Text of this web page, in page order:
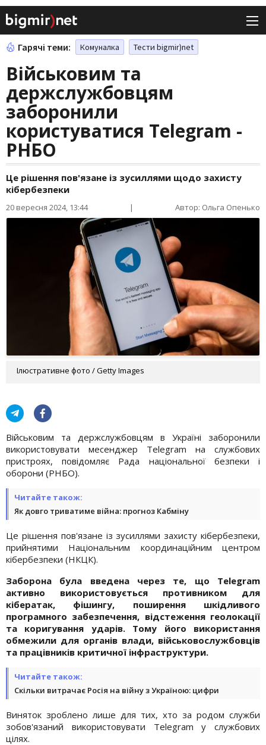
Гарячі теми: Комуналка Тести bigmir)net
Військовим та
держслужбовцям
заборонили
користуватися Telegram -
РНБО
Це рішення пов'язане із зусиллями щодо захисту
кібербезпеки
20 вересня 2024, 13:44 | Автор: Ольга Опенько
Ілюстративне фото / Getty Images
Військовим та держслужбовцям в Україні заборонили
використовувати месенджер Telegram на службових
пристроях, повідомляє Рада національної безпеки і
оборони (РНБО).
Читайте також:
Як довго триватиме війна: прогноз Кабміну
Це рішення пов'язане із зусиллями захисту кібербезпеки,
прийнятими Національним координаційним центром
кібербезпеки (НКЦК).
Заборона була введена через те, що Telegram
активно використовується противником для
кібератак, фішингу, поширення шкідливого
програмного забезпечення, відстеження геолокації
та коригування ударів. Тому його використання
обмежили для органів влади, військовослужбовців
та працівників критичної інфраструктури.
Читайте також:
Скільки витрачає Росія на війну з Україною: цифри
Виняток зроблено лише для тих, хто за родом служби
зобов'язаний використовувати Telegram у службових
цілях.